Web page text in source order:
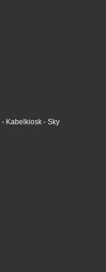
- Kabelkiosk - Sky